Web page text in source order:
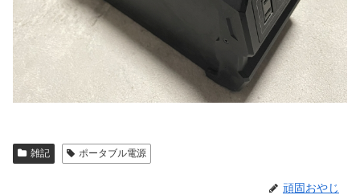
雑記 ポータブル電源
頑固おやじ